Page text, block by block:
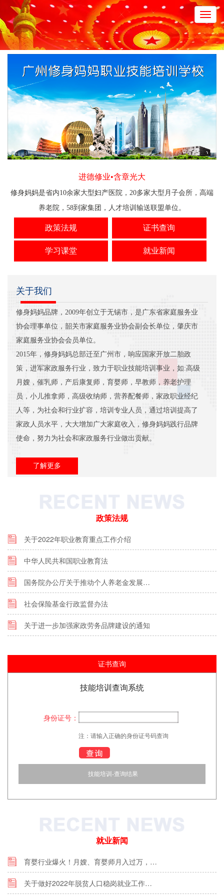
进德修业•含章光大
修身妈妈是省内10余家大型妇产医院，20多家大型月子会所，高端
养老院，58到家集团，人才培训输送联盟单位。
政策法规 证书查询
学习课堂 就业新闻
关于我们
修身妈妈品牌，2009年创立于无锡市，是广东省家庭服务业
协会理事单位，韶关市家庭服务业协会副会长单位，肇庆市
家庭服务业协会会员单位。
2015年，修身妈妈总部迁至广州市，响应国家开放二胎政
策，进军家政服务行业，致力于职业技能培训事业，如:高级
月嫂，催乳师，产后康复师，育婴师，早教师，养老护理
员，小儿推拿师，高级收纳师，营养配餐师，家政职业经纪
人等，为社会和行业扩容，培训专业人员，通过培训提高了
家政人员水平，大大增加广大家庭收入，修身妈妈践行品牌
使命，努力为社会和家政服务行业做出贡献。
了解更多
政策法规
关于2022年职业教育重点工作介绍
中华人民共和国职业教育法
国务院办公厅关于推动个人养老金发展…
社会保险基金行政监督办法
关于进一步加强家政劳务品牌建设的通知
证书查询
技能培训查询系统
身份证号：
注：请输入正确的身份证号码查询
技能培训-查询结果
就业新闻
育婴行业爆火！月嫂、育婴师月入过万，…
关于做好2022年脱贫人口稳岗就业工作…